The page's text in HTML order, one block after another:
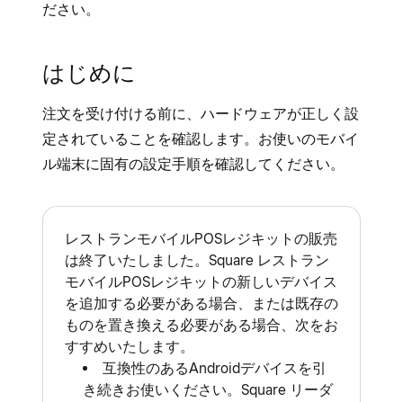
ださい。
はじめに
注文を受け付ける前に、ハードウェアが正しく設
定されていることを確認します。お使いのモバイ
ル端末に固有の設定手順を確認してください。
レストランモバイルPOSレジキットの販売
は終了いたしました。Square レストラン
モバイルPOSレジキットの新しいデバイス
を追加する必要がある場合、または既存の
ものを置き換える必要がある場合、次をお
すすめいたします。
互換性のあるAndroidデバイスを引
き続きお使いください。Square リーダ